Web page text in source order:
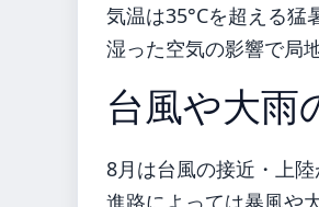
気温は35°Cを超える猛
湿った空気の影響で局
台風や大雨
8月は台風の接近・上陸